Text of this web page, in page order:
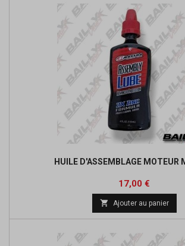
HUILE D'ASSEMBLAGE MOTEUR
Prix
17,00 €
 Ajouter au panier